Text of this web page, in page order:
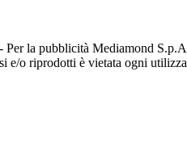
la pubblicità Mediamond
e/o riprodotti è vietata ogni